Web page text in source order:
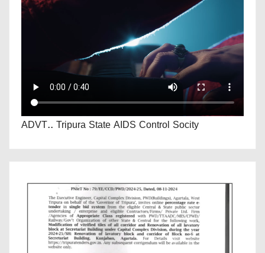
ADVT.. Tripura State AIDS Control Socity